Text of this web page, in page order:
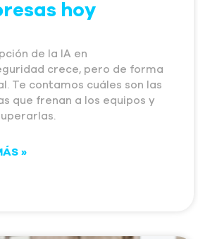
hoy
de la IA en
crece, pero de forma
Te contamos cuáles son las
que frenan a los equipos y
»